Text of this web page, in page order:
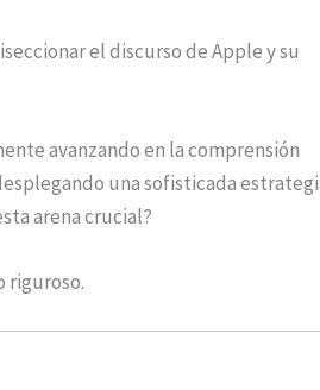
el discurso de Apple y su
avanzando en la comprensión
una sofisticada
arena crucial?
riguroso.